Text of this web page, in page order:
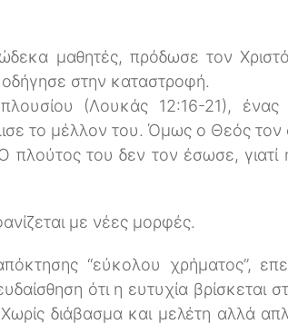
μαθητές, πρόδωσε τον
στην καταστροφή.
(Λουκάς 12:16-21),
το μέλλον του. Όμως ο Θεός τον
πλούτος του δεν τον έσωσε, γιατί
με νέες μορφές.
“εύκολου χρήματος”,
ότι η ευτυχία βρίσκεται
διάβασμα και μελέτη αλλά